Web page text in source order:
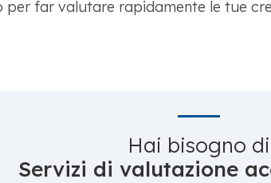
per far valutare rapidamente le tue
Hai bisogno di
Servizi di valutazione